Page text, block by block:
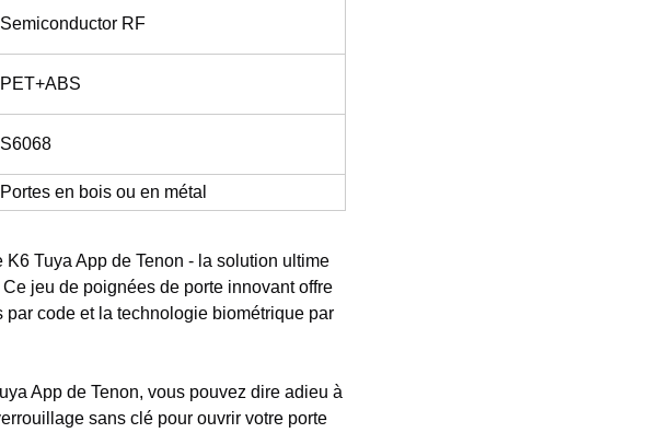
Semiconductor RF
PET+ABS
S6068
Portes en bois ou en métal
Tuya App de Tenon - la solution ultime
jeu de poignées de porte innovant offre
code et la technologie biométrique par
App de Tenon, vous pouvez dire adieu à
sans clé pour ouvrir votre porte